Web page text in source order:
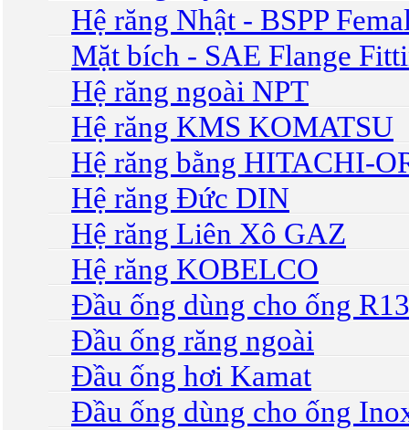
Hệ răng Nhật - BSPP
Mặt bích - SAE Flange
Hệ răng ngoài NPT
Hệ răng KMS KOMATSU
Hệ răng bằng HITACHI-
Hệ răng Đức DIN
Hệ răng Liên Xô GAZ
Hệ răng KOBELCO
Đầu ống dùng cho ống R13
Đầu ống răng ngoài
Đầu ống hơi Kamat
Đầu ống dùng cho ống